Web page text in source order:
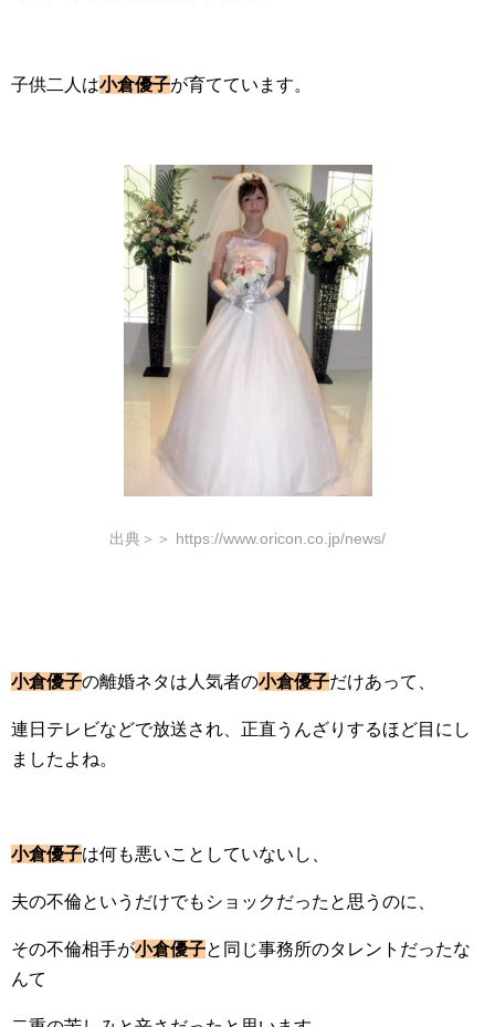
子供二人は小倉優子が育てています。
出典＞＞ https://www.oricon.co.jp/news/
小倉優子の離婚ネタは人気者の小倉優子だけあって、
連日テレビなどで放送され、正直うんざりするほど目にし
ましたよね。
小倉優子は何も悪いことしていないし、
夫の不倫というだけでもショックだったと思うのに、
その不倫相手が小倉優子と同じ事務所のタレントだったな
んて